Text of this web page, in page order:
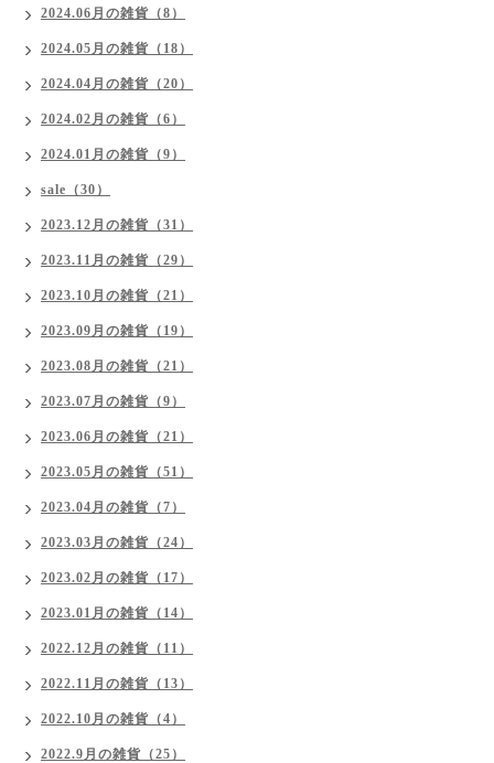
2024.06月の雑貨（8）
2024.05月の雑貨（18）
2024.04月の雑貨（20）
2024.02月の雑貨（6）
2024.01月の雑貨（9）
sale（30）
2023.12月の雑貨（31）
2023.11月の雑貨（29）
2023.10月の雑貨（21）
2023.09月の雑貨（19）
2023.08月の雑貨（21）
2023.07月の雑貨（9）
2023.06月の雑貨（21）
2023.05月の雑貨（51）
2023.04月の雑貨（7）
2023.03月の雑貨（24）
2023.02月の雑貨（17）
2023.01月の雑貨（14）
2022.12月の雑貨（11）
2022.11月の雑貨（13）
2022.10月の雑貨（4）
2022.9月の雑貨（25）